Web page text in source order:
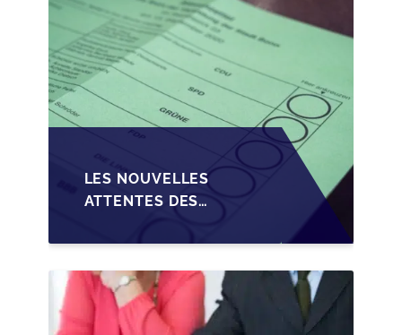
LES NOUVELLES
ATTENTES DES
TRANSMISSION DES
PME BELGES